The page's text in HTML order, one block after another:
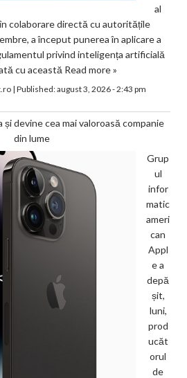
al
colaborare directă cu autoritățile
a început punerea în aplicare a
privind inteligența artificială
cu această Read more »
| Published:august 3, 2026 - 2:43 pm
devine cea mai valoroasă companie
din lume
Grup
ul
infor
matic
ameri
can
Appl
e a
depă
șit,
luni,
prod
ucăt
orul
de